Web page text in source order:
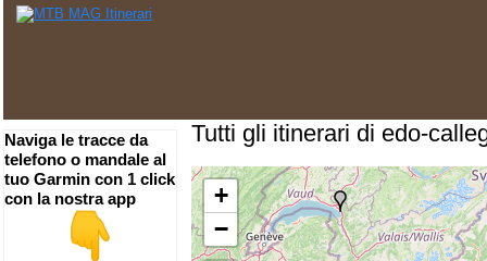
Tutti gli itinerari di edo-
+
−
Naviga le tracce da
telefono o mandale al
tuo Garmin con 1 click
con la nostra app